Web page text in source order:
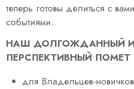
теперь готовы делиться с
событиями.
НАШ ДОЛГОЖДАННЫЙ И
ПЕРСПЕКТИВНЫЙ ПОМЕТ
для Владельцев-новичков